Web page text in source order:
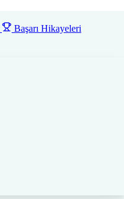
Başarı Hikayeleri